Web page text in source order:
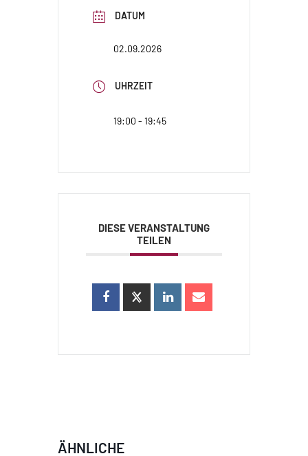
DATUM
02.09.2026
UHRZEIT
19:00 - 19:45
DIESE VERANSTALTUNG
TEILEN
ÄHNLICHE